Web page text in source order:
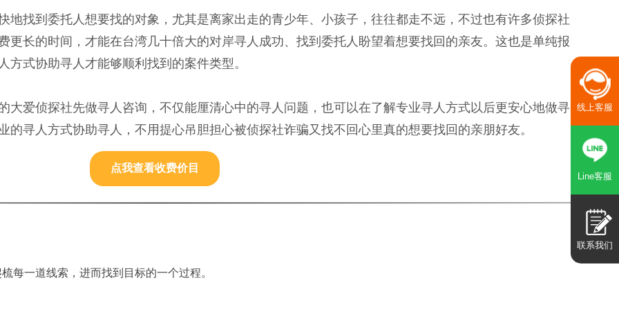
地找到委托人想要找的对象，尤其是离家出走的青少年、小孩子，往往都走不远，不过也有许多侦探社
更长的时间，才能在台湾几十倍大的对岸寻人成功、找到委托人盼望着想要找回的亲友。这也是单纯报
式协助寻人才能够顺利找到的案件类型。
大爱侦探社先做寻人咨询，不仅能厘清心中的寻人问题，也可以在了解专业寻人方式以后更安心地做寻
寻人方式协助寻人，不用提心吊胆担心被侦探社诈骗又找不回心里真的想要找回的亲朋好友。
点我查看收费价目
每一道线索，进而找到目标的一个过程。
线上客服
Line客服
联系我们